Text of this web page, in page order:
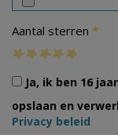
Aantal sterren *
Ja, ik ben 16
opslaan en
Privacy beleid